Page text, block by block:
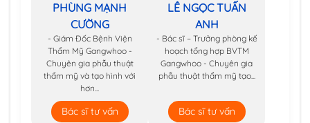
PHÙNG MẠNH
CƯỜNG
- Giám Đốc Bệnh Viện
Thẩm Mỹ Gangwhoo -
Chuyên gia phẫu thuật
thẩm mỹ và tạo hình với
hơn...
Bác sĩ tư vấn
LÊ NGỌC TUẤN
ANH
- Bác sĩ – Trưởng phòng kế
hoạch tổng hợp BVTM
Gangwhoo - Chuyên gia
phẫu thuật thẩm mỹ tạo...
Bác sĩ tư vấn